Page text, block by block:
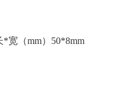
宽（mm）50*8mm